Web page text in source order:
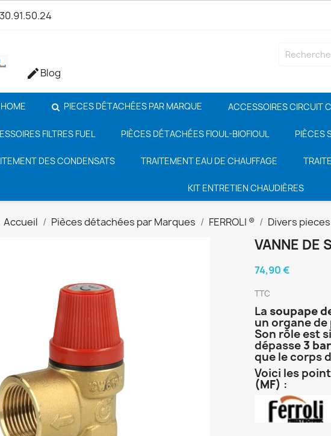
Blog
HOME PIECES DÉTACHÉES PAR MARQUE ACCESSOIRES CIRCUIT
FILTRES FUEL PIÈCES DÉTACHÉES FIOUL-BIOFIOUL PIÈCES
DES CONDENSATS TRAITEMENT EAU DE CHAUFFAGE
KIT ENTRETIEN CHAUDIÈRES
Accueil Pièces détachées par Marques FERROLI ® Divers pieces
VANNE DE
74,90 €
TTC
La soupape
un organe
Son rôle est
dépasse 3
que le corps
Voici les
(MF) :